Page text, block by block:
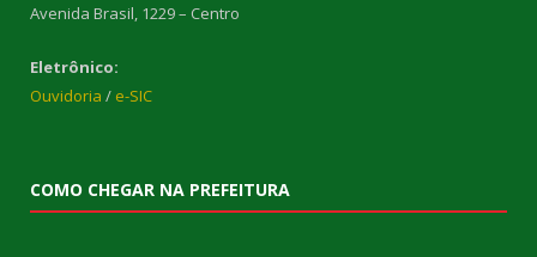
Avenida Brasil, 1229 – Centro
Eletrônico:
Ouvidoria / e-SIC
COMO CHEGAR NA PREFEITURA